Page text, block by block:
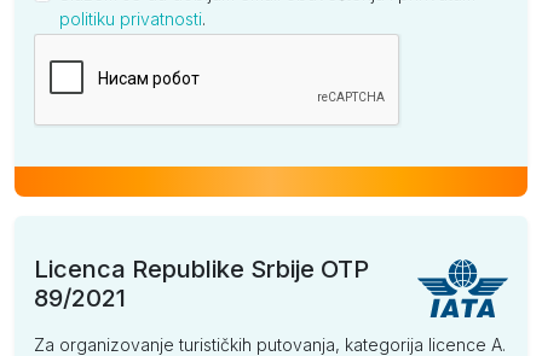
politiku privatnosti.
Licenca Republike Srbije OTP
89/2021
Za organizovanje turističkih putovanja, kategorija licence A.